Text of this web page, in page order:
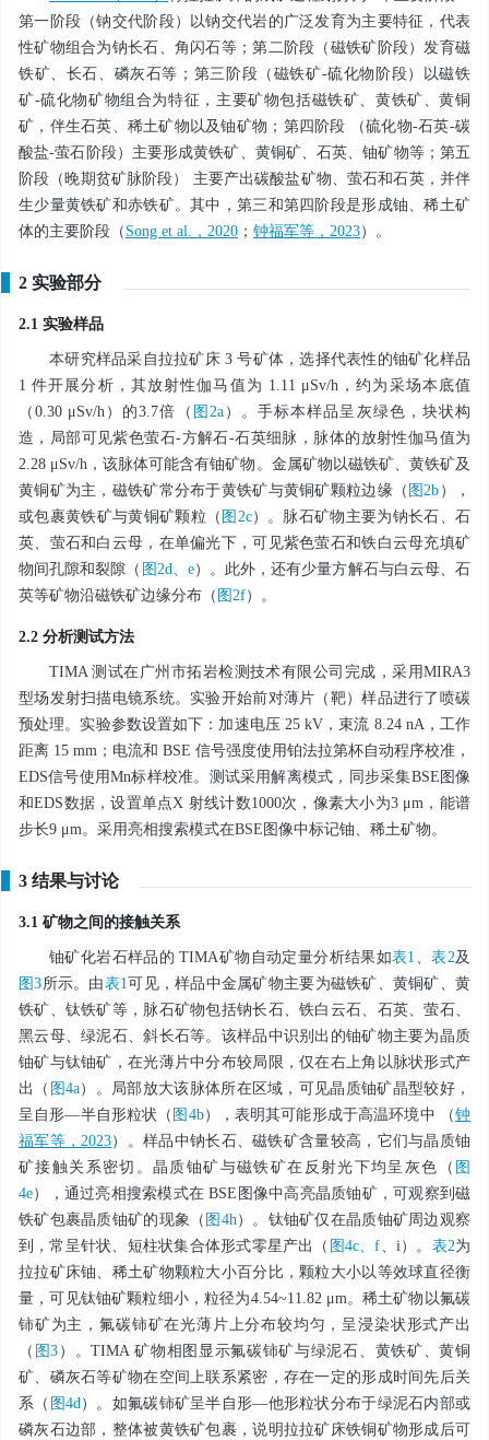
第一阶段（钠交代阶段）以钠交代岩的广泛发育为主要特征，代表
性矿物组合为钠长石、角闪石等；第二阶段（磁铁矿阶段）发育磁
铁矿、长石、磷灰石等；第三阶段（磁铁矿-硫化物阶段）以磁铁
矿-硫化物矿物组合为特征，主要矿物包括磁铁矿、黄铁矿、黄铜
矿，伴生石英、稀土矿物以及铀矿物；第四阶段 （硫化物-石英-碳
酸盐-萤石阶段）主要形成黄铁矿、黄铜矿、石英、铀矿物等；第五
阶段（晚期贫矿脉阶段） 主要产出碳酸盐矿物、萤石和石英，并伴
生少量黄铁矿和赤铁矿。其中，第三和第四阶段是形成铀、稀土矿
体的主要阶段（ Song et al.，2020 ； 钟福军等，2023）。
2 实验部分
2.1 实验样品
本研究样品采自拉拉矿床 3 号矿体，选择代表性的铀矿化样品
1 件开展分析，其放射性伽马值为 1.11 μSv/h，约为采场本底值
（0.30 μSv/h）的3.7倍（ 图2a）。手标本样品呈灰绿色，块状构
造，局部可见紫色萤石-方解石-石英细脉，脉体的放射性伽马值为
2.28 μSv/h，该脉体可能含有铀矿物。金属矿物以磁铁矿、黄铁矿及
黄铜矿为主，磁铁矿常分布于黄铁矿与黄铜矿颗粒边缘（ 图2b ），
或包裹黄铁矿与黄铜矿颗粒（ 图2c）。脉石矿物主要为钠长石、石
英、萤石和白云母，在单偏光下，可见紫色萤石和铁白云母充填矿
物间孔隙和裂隙（ 图2d、e）。此外，还有少量方解石与白云母、石
英等矿物沿磁铁矿边缘分布（ 图2f）。
2.2 分析测试方法
TIMA 测试在广州市拓岩检测技术有限公司完成，采用MIRA3
型场发射扫描电镜系统。实验开始前对薄片（靶）样品进行了喷碳
预处理。实验参数设置如下：加速电压 25 kV，束流 8.24 nA，工作
距离 15 mm；电流和 BSE 信号强度使用铂法拉第杯自动程序校准，
EDS信号使用Mn标样校准。测试采用解离模式，同步采集BSE图像
和EDS数据，设置单点X 射线计数1000次，像素大小为3 μm，能谱
步长9 μm。采用亮相搜索模式在BSE图像中标记铀、稀土矿物。
3 结果与讨论
3.1 矿物之间的接触关系
铀矿化岩石样品的 TIMA矿物自动定量分析结果如表1 、表2及
图3所示。由表1可见，样品中金属矿物主要为磁铁矿、黄铜矿、黄
铁矿、钛铁矿等，脉石矿物包括钠长石、铁白云石、石英、萤石、
黑云母、绿泥石、斜长石等。该样品中识别出的铀矿物主要为晶质
铀矿与钛铀矿，在光薄片中分布较局限，仅在右上角以脉状形式产
出（ 图4a）。局部放大该脉体所在区域，可见晶质铀矿晶型较好，
呈自形—半自形粒状（ 图4b），表明其可能形成于高温环境中 （钟
福军等，2023）。样品中钠长石、磁铁矿含量较高，它们与晶质铀
矿接触关系密切。晶质铀矿与磁铁矿在反射光下均呈灰色（ 图
4e），通过亮相搜索模式在 BSE图像中高亮晶质铀矿，可观察到磁
铁矿包裹晶质铀矿的现象（ 图4h）。钛铀矿仅在晶质铀矿周边观察
到，常呈针状、短柱状集合体形式零星产出（ 图4c、f、i）。 表2为
拉拉矿床铀、稀土矿物颗粒大小百分比，颗粒大小以等效球直径衡
量，可见钛铀矿颗粒细小，粒径为4.54~11.82 μm。稀土矿物以氟碳
铈矿为主，氟碳铈矿在光薄片上分布较均匀，呈浸染状形式产出
（ 图3 ）。TIMA 矿物相图显示氟碳铈矿与绿泥石、黄铁矿、黄铜
矿、磷灰石等矿物在空间上联系紧密，存在一定的形成时间先后关
系（ 图4d）。如氟碳铈矿呈半自形—他形粒状分布于绿泥石内部或
磷灰石边部，整体被黄铁矿包裹，说明拉拉矿床铁铜矿物形成后可